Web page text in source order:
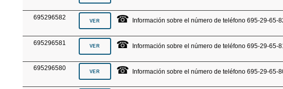
695296582 ☎ Información sobre el número de teléfono 695-29-65-
695296581 ☎ Información sobre el número de teléfono 695-29-65-
695296580 ☎ Información sobre el número de teléfono 695-29-65-